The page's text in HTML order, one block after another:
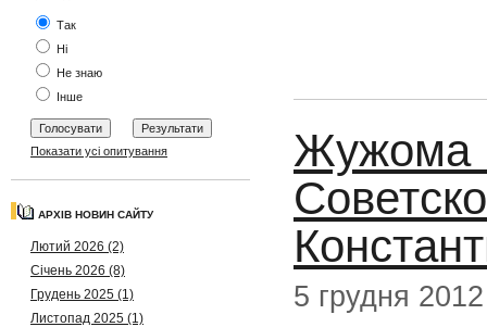
Так
Ні
Не знаю
Інше
Показати усі опитування
АРХІВ НОВИН САЙТУ
Лютий 2026 (2)
Січень 2026 (8)
Грудень 2025 (1)
Листопад 2025 (1)
Жужома
5 грудня 2012